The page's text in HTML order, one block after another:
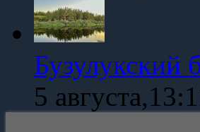
Бузулукский
5